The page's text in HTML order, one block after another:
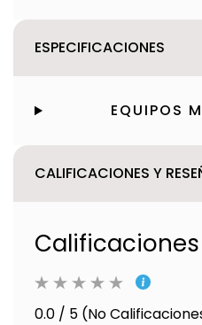
ESPECIFICACIONES
EQUIPOS
CALIFICACIONES Y
Calificaciones
0.0 / 5 (No